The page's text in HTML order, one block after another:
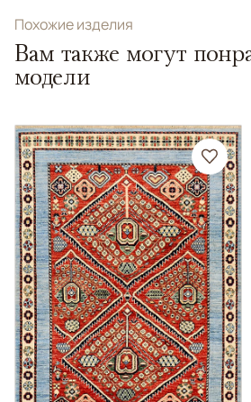
Похожие изделия
Вам также могут
модели